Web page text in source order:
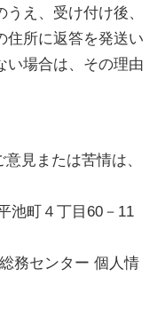
え、受け付け後、
住所に返答を発送い
い場合は、その理由
見または苦情は、
池町４丁目60－11
務センター 個人情